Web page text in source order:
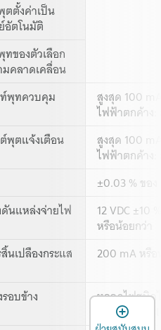
ตั้งค่าเป็น
อัตโนมัติ
ของตัวเลือก
มคลาดเคลื่อน
ท์พุทควบคุม สูงสุด 100
ไฟฟ้าตกค้าง:
พุตแจ้งเตือน
สูงสุด 100
ไฟฟ้าตกค้าง:
±0.03 % ของ
นแหล่งจ่ายไฟ 12 VDC ±10
หรือน้อยกว่า
นเปลืองกระแส
200 mA หรื
อบข้าง หลอดไฟชนิด
สูงสุด 2,500